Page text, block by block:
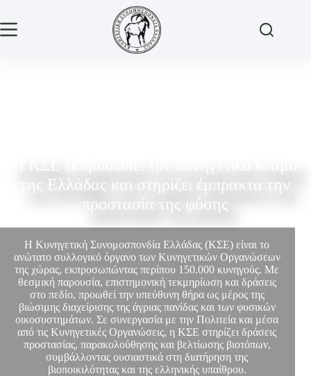
της Ελλάδας και στηρίζει έμπρακτα την
προστασία της φύσης
Η Κυνηγετική Συνομοσπονδία Ελλάδας (ΚΣΕ) είναι το
ανώτατο συλλογικό όργανο των Κυνηγετικών Οργανώσεων
της χώρας, εκπροσωπώντας περίπου 150.000 κυνηγούς. Με
θεσμική παρουσία, επιστημονική τεκμηρίωση και δράσεις
στο πεδίο, προωθεί την υπεύθυνη θήρα ως μέρος της
βιώσιμης διαχείρισης της άγριας πανίδας και των φυσικών
οικοσυστημάτων. Σε συνεργασία με την Πολιτεία και μέσα
από τις Κυνηγετικές Οργανώσεις, η ΚΣΕ στηρίζει δράσεις
προστασίας, παρακολούθησης και βελτίωσης βιοτόπων,
συμβάλλοντας ουσιαστικά στη διατήρηση της
βιοποικιλότητας και της ελληνικής υπαίθρου.